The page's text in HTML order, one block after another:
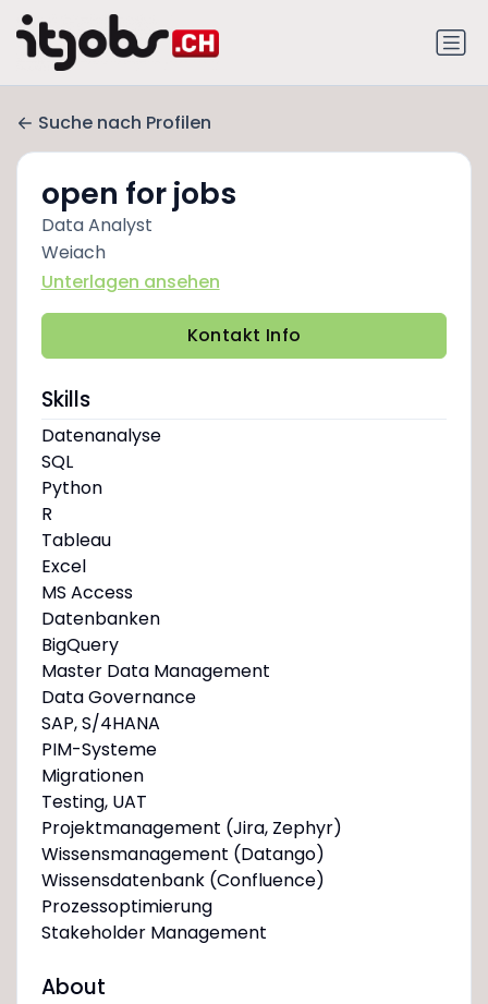
Suche nach Profilen
open for jobs
Data Analyst
Weiach
Unterlagen ansehen
Kontakt Info
Skills
Datenanalyse
SQL
Python
R
Tableau
Excel
MS Access
Datenbanken
BigQuery
Master Data Management
Data Governance
SAP, S/4HANA
PIM-Systeme
Migrationen
Testing, UAT
Projektmanagement (Jira, Zephyr)
Wissensmanagement (Datango)
Wissensdatenbank (Confluence)
Prozessoptimierung
Stakeholder Management
About